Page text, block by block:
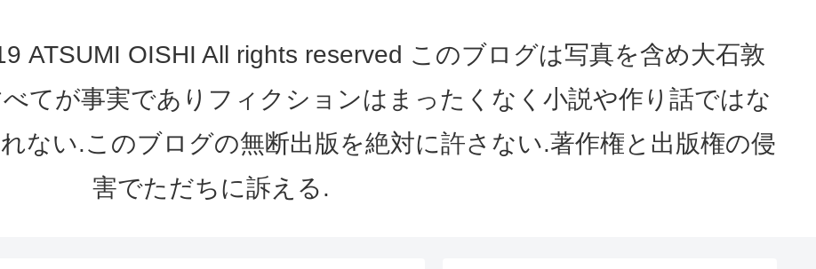
ATSUMI OISHI All rights reserved このブログは写真を含め大石敦
てが事実でありフィクションはまったくなく小説や作り話ではな
ない.このブログの無断出版を絶対に許さない.著作権と出版権の侵
害でただちに訴える.